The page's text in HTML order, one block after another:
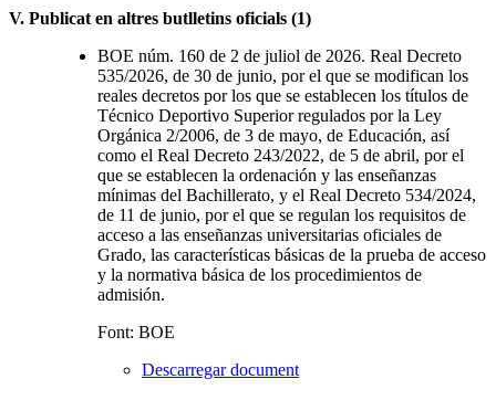
V. Publicat en altres butlletins oficials (1)
BOE núm. 160 de 2 de juliol de 2026. Real Decreto
535/2026, de 30 de junio, por el que se modifican los
reales decretos por los que se establecen los títulos de
Técnico Deportivo Superior regulados por la Ley
Orgánica 2/2006, de 3 de mayo, de Educación, así
como el Real Decreto 243/2022, de 5 de abril, por el
que se establecen la ordenación y las enseñanzas
mínimas del Bachillerato, y el Real Decreto 534/2024,
de 11 de junio, por el que se regulan los requisitos de
acceso a las enseñanzas universitarias oficiales de
Grado, las características básicas de la prueba de acceso
y la normativa básica de los procedimientos de
admisión.
Font: BOE
Descarregar document